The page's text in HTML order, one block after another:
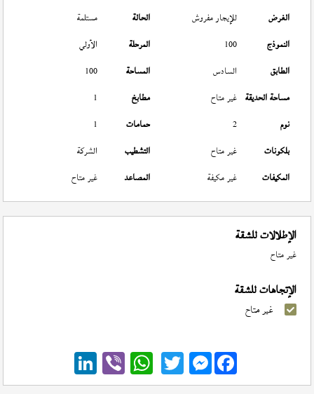
الغرض
للإيجار مفروش الحالة
مستلمة
النموذج
100 المرحلة
الأولي
الطابق
السادس المساحة
100
مساحة الحديقة غير متاح مطابخ
1
نوم
2 حمامات
1
بلكونات
غير متاح التشطيب
الشركة
المكيفات
غير مكيفة المصاعد غير متاح
الإطلالات للشقة
غير متاح
الإتجاهات للشقة
غير متاح
Messenger